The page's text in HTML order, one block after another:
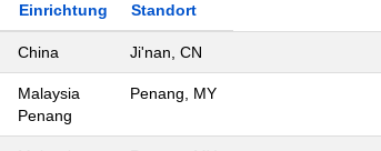
Einrichtung Standort
China Ji'nan, CN
Malaysia
Penang
Penang, MY